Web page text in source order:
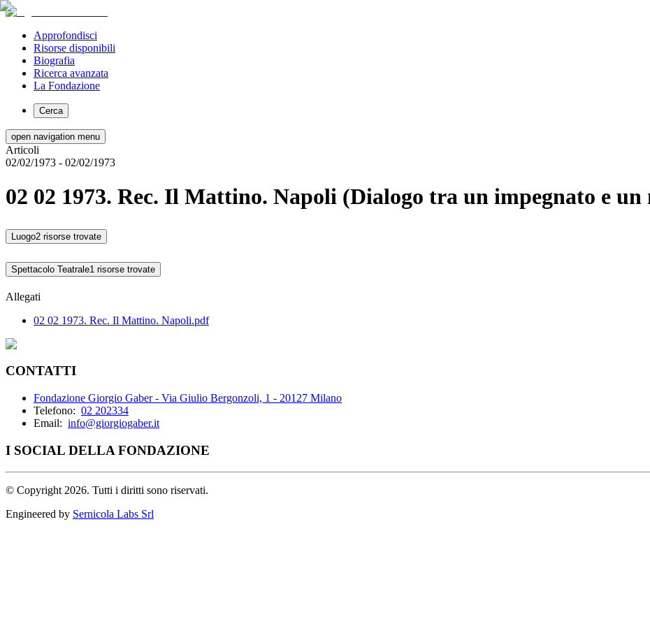
Approfondisci
Risorse disponibili
Biografia
Ricerca avanzata
La Fondazione
Cerca
open navigation menu
Articoli
02/02/1973 - 02/02/1973
02 02 1973. Rec. Il Mattino. Napoli (Dialogo tra un impegnato e un
Luogo2 risorse trovate
Spettacolo Teatrale1 risorse trovate
Allegati
02 02 1973. Rec. Il Mattino. Napoli.pdf
CONTATTI
Fondazione Giorgio Gaber - Via Giulio Bergonzoli, 1 - 20127 Milano
Telefono: 02 202334
Email: info@giorgiogaber.it
I SOCIAL DELLA FONDAZIONE
© Copyright 2026. Tutti i diritti sono riservati.
Engineered by Sernicola Labs Srl